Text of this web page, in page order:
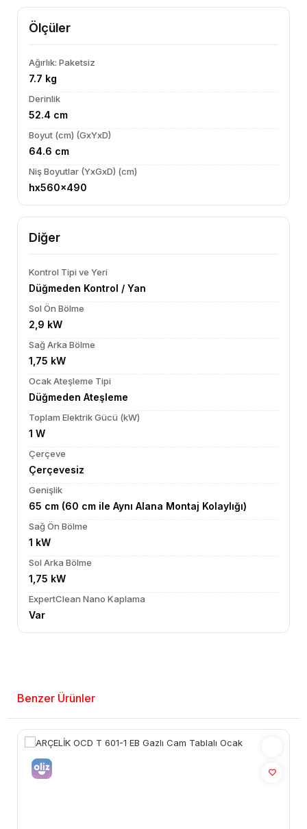
Ölçüler
Ağırlık: Paketsiz
7.7 kg
Derinlik
52.4 cm
Boyut (cm) (GxYxD)
64.6 cm
Niş Boyutlar (YxGxD) (cm)
hx560x490
Diğer
Kontrol Tipi ve Yeri
Düğmeden Kontrol / Yan
Sol Ön Bölme
2,9 kW
Sağ Arka Bölme
1,75 kW
Ocak Ateşleme Tipi
Düğmeden Ateşleme
Toplam Elektrik Gücü (kW)
1 W
Çerçeve
Çerçevesiz
Genişlik
65 cm (60 cm ile Aynı Alana Montaj Kolaylığı)
Sağ Ön Bölme
1 kW
Sol Arka Bölme
1,75 kW
ExpertClean Nano Kaplama
Var
Benzer Ürünler